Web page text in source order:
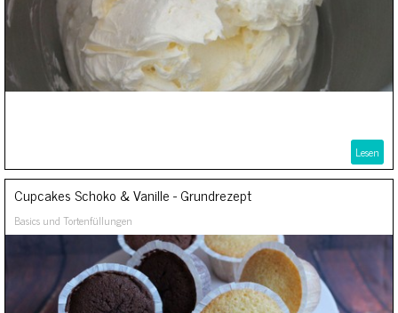
Lesen
Cupcakes Schoko & Vanille - Grundrezept
Basics und Tortenfüllungen